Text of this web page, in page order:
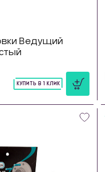
Ведущий
КУПИТЬ В 1 КЛИК